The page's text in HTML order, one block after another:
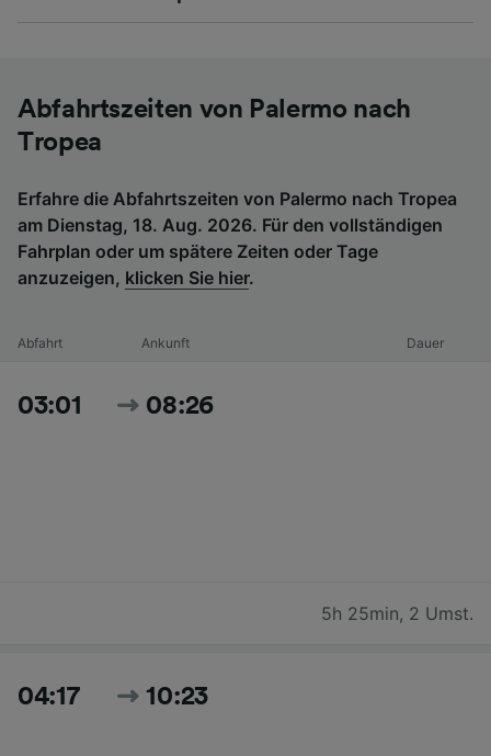
Abfahrtszeiten von Palermo nach
Tropea
Erfahre die Abfahrtszeiten von Palermo nach Tropea
am Dienstag, 18. Aug. 2026. Für den vollständigen
Fahrplan oder um spätere Zeiten oder Tage
anzuzeigen, klicken Sie hier.
Abfahrt Ankunft Dauer
03:01 08:26
5h 25min, 2 Umst.
04:17 10:23